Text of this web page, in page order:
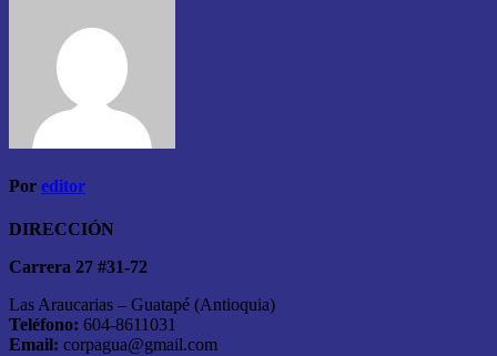
Por editor
DIRECCIÓN
Carrera 27 #31-72
Las Araucarias – Guatapé (Antioquia)
Teléfono: 604-8611031
Email: corpagua@gmail.com